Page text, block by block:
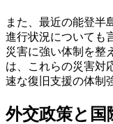
また、最近の能登半
進行状況についても
災害に強い体制を整
は、これらの災害対
速な復旧支援の体制
外交政策と国